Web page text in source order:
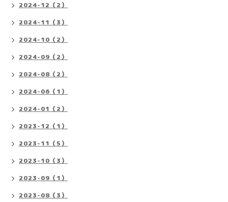
2024-12（2）
2024-11（3）
2024-10（2）
2024-09（2）
2024-08（2）
2024-06（1）
2024-01（2）
2023-12（1）
2023-11（5）
2023-10（3）
2023-09（1）
2023-08（3）